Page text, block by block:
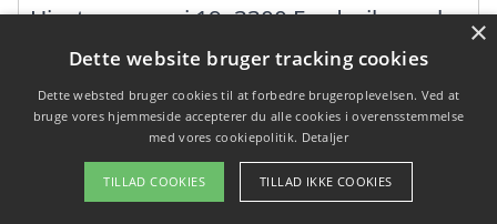
Hjortemosevej 19, 3300 Frederiksværk
Ansatte:
Startdato: 10. februar 2022,
Virksomhedsform: Anpartsselskab
CVR: 43047760
×
Dette website bruger tracking cookies
Dette websted bruger cookies til at forbedre brugeroplevelsen. Ved at
bruge vores hjemmeside accepterer du alle cookies i overensstemmelse
med vores cookiepolitik. Detaljer
TILLAD COOKIES TILLAD IKKE COOKIES